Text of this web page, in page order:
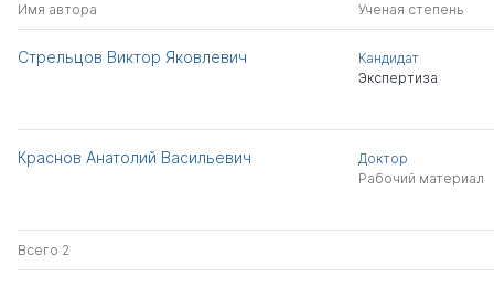
Имя автора Ученая степень
Стрельцов Виктор Яковлевич
Кандидат
Экспертиза
Краснов Анатолий Васильевич
Доктор
Рабочий материал
Всего 2